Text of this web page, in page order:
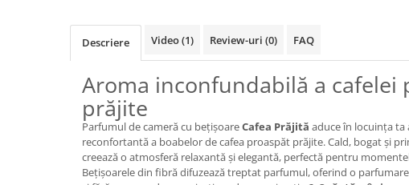
Descriere Video(1) Review-uri (0) FAQ
Aroma inconfundabilă a cafelei
prăjite
Parfumul de cameră cu bețișoareCafea Prăjită aduce în locuința ta
reconfortantă a boabelor de cafea proaspăt prăjite. Cald, bogat și
creează o atmosferă relaxantă și elegantă, perfectă pentru
Bețișoarele din fibră difuzează treptat parfumul, oferind o